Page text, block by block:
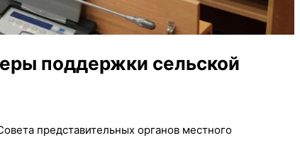
поддержки сельской
представительных органов местного